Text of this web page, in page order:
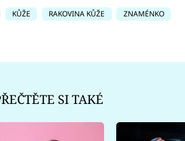
KŮŽE RAKOVINA KŮŽE
ZNAMÉNKO
SI TAKÉ